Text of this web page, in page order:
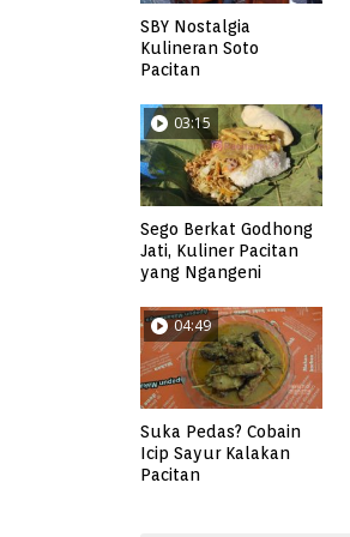
SBY Nostalgia
Kulineran Soto
Pacitan
03:15
Sego Berkat Godhong
Jati, Kuliner Pacitan
yang Ngangeni
04:49
Suka Pedas? Cobain
Icip Sayur Kalakan
Pacitan